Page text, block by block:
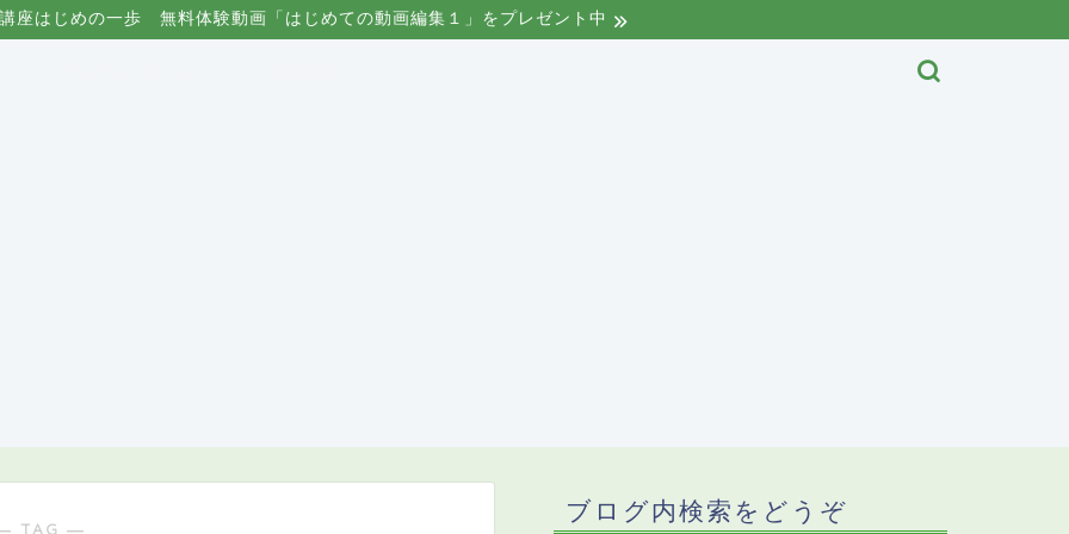
座はじめの一歩 無料体験動画「はじめての動画編集１」をプレゼント中
TAG ―
ブログ内検索をどうぞ